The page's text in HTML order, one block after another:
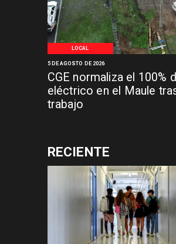
LOCAL
CGE normaliza el 100%
eléctrico en el Maule
trabajo
5 DE AGOSTO DE 2026
RECIENTE